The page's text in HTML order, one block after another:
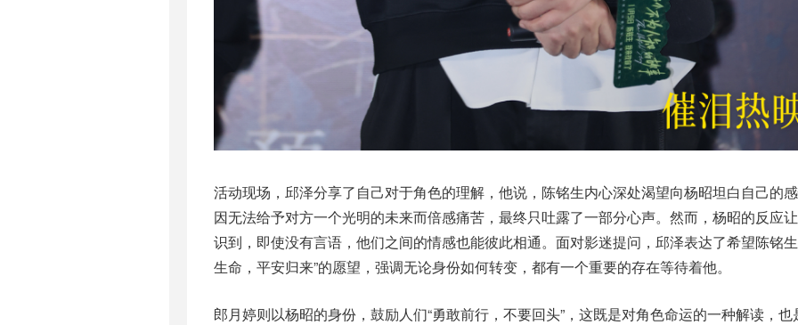
活动现场，邱泽分享了自己对于角色的理解，他说，陈铭生内心深处渴望向杨昭坦白自己的
因无法给予对方一个光明的未来而倍感痛苦，最终只吐露了一部分心声。然而，杨昭的反应
识到，即使没有言语，他们之间的情感也能彼此相通。面对影迷提问，邱泽表达了希望陈铭
生命，平安归来”的愿望，强调无论身份如何转变，都有一个重要的存在等待着他。
郎月婷则以杨昭的身份，鼓励人们“勇敢前行，不要回头”，这既是对角色命运的一种解读，